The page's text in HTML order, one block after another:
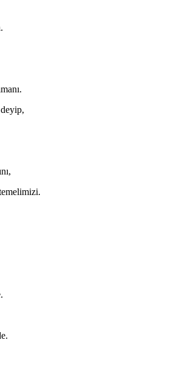
savaşta,
solunu da.
irdeleyip,
cahil” deyip,
adamı.
aydınlarını,